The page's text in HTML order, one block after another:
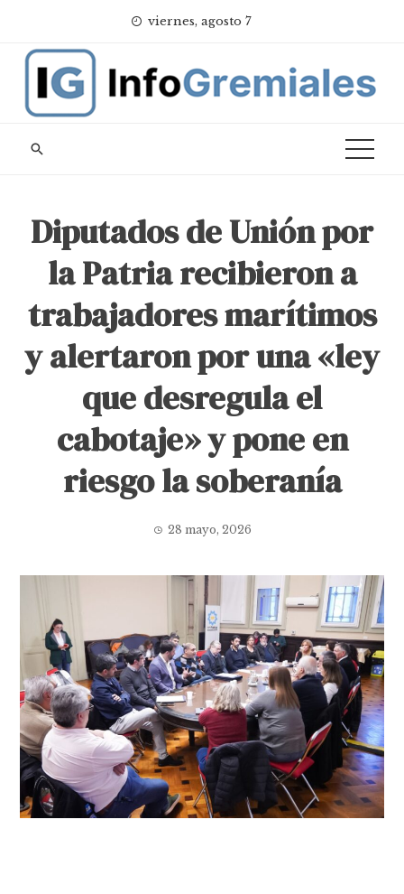
content
viernes, agosto 7
Diputados de Unión por
la Patria recibieron a
trabajadores marítimos
y alertaron por una «ley
que desregula el
cabotaje» y pone en
riesgo la soberanía
28 mayo, 2026